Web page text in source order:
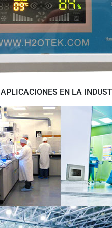
APLICACIONES EN LA